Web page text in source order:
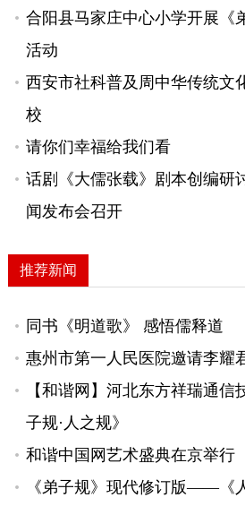
合阳县马家庄中心小学开展《
活动
西安市社科普及周中华传统文
校
请你们幸福给我们看
话剧《大儒张载》剧本创编研
闻发布会召开
推荐新闻
同书《明道歌》 感悟儒释道
惠州市第一人民医院邀请李耀
【和谐网】河北东方祥瑞通信
子规·人之规》
和谐中国网艺术盛典在京举行
《弟子规》现代修订版——《